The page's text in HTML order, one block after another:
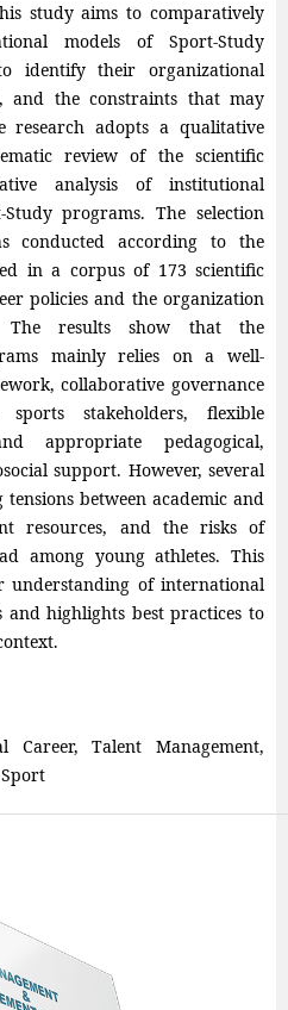
study aims to comparatively
models of Sport-Study
identify their organizational
and the constraints that may
research adopts a qualitative
review of the scientific
analysis of institutional
programs. The selection
conducted according to the
in a corpus of 173 scientific
policies and the organization
The results show that the
mainly relies on a well-
collaborative governance
stakeholders, flexible
appropriate pedagogical,
support. However, several
between academic and
resources, and the risks of
among young athletes. This
understanding of international
highlights best practices to
Career, Talent Management,